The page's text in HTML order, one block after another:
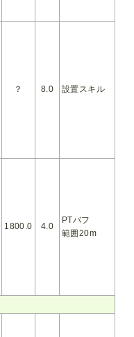
？ 8.0 設置スキル
1800.0 4.0
PTバフ
範囲20m